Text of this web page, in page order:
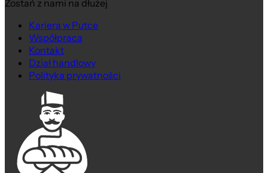
Zostań z nami na dłużej
Kariera w Putce
Współpraca
Kontakt
Dział handlowy
Polityka prywatności